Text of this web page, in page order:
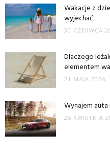
Wakacje z
wyjechać...
30 CZERWCA
Dlaczego
elementem
21 MAJA 2026
Wynajem
25 KWIETNIA